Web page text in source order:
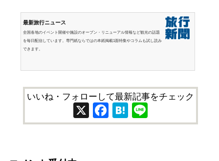
最新旅行ニュース
全国各地のイベント開催や施設のオープン・リニューアル情報など観光の話題
を毎日配信しています。専門紙ならではの本紙掲載1面特集やコラムも試し読み
できます。
いいね・フォローして最新記事をチェック
X Facebook
Hatena